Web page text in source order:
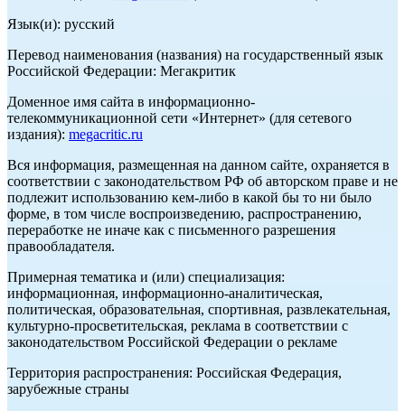
Язык(и): русский
Перевод наименования (названия) на государственный язык
Российской Федерации: Мегакритик
Доменное имя сайта в информационно-
телекоммуникационной сети «Интернет» (для сетевого
издания): megacritic.ru
Вся информация, размещенная на данном сайте, охраняется в
соответствии с законодательством РФ об авторском праве и не
подлежит использованию кем-либо в какой бы то ни было
форме, в том числе воспроизведению, распространению,
переработке не иначе как с письменного разрешения
правообладателя.
Примерная тематика и (или) специализация:
информационная, информационно-аналитическая,
политическая, образовательная, спортивная, развлекательная,
культурно-просветительская, реклама в соответствии с
законодательством Российской Федерации о рекламе
Территория распространения: Российская Федерация,
зарубежные страны